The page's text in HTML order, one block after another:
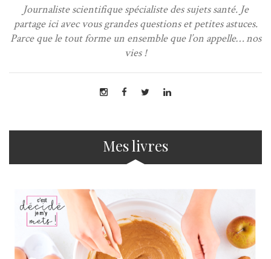
Journaliste scientifique spécialiste des sujets santé. Je
partage ici avec vous grandes questions et petites astuces.
Parce que le tout forme un ensemble que l’on appelle… nos
vies !
Mes livres